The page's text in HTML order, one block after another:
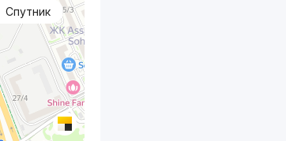
Спутник